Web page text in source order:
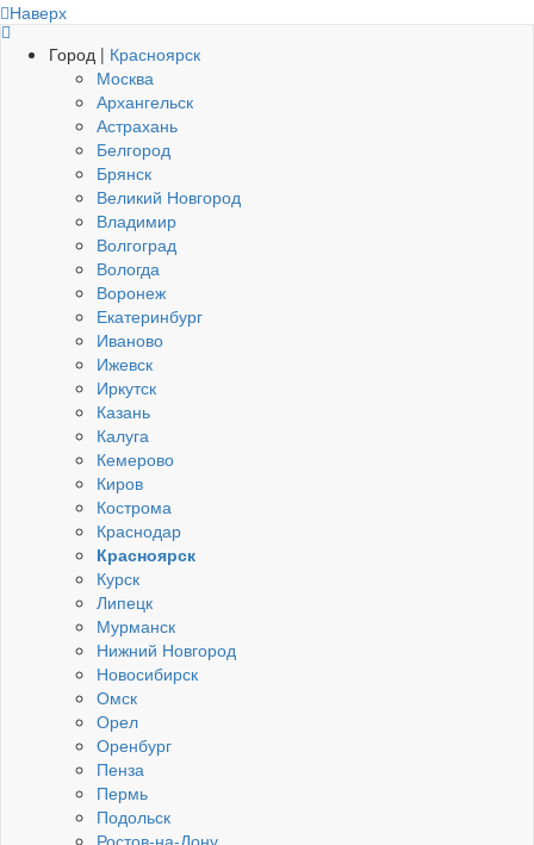
Наверх
Город | Красноярск
Москва
Архангельск
Астрахань
Белгород
Брянск
Великий Новгород
Владимир
Волгоград
Вологда
Воронеж
Екатеринбург
Иваново
Ижевск
Иркутск
Казань
Калуга
Кемерово
Киров
Кострома
Краснодар
Красноярск
Курск
Липецк
Мурманск
Нижний Новгород
Новосибирск
Омск
Орел
Оренбург
Пенза
Пермь
Подольск
Ростов-на-Дону